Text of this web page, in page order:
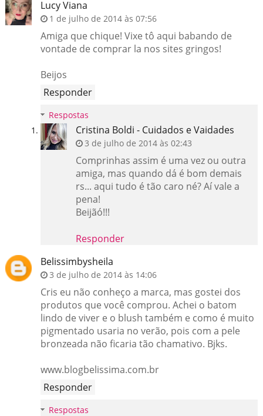
Lucy Viana
1 de julho de 2014 às 07:56
Amiga que chique! Vixe tô aqui babando de
vontade de comprar la nos sites gringos!
Beijos
Responder
Respostas
Cristina Boldi - Cuidados e Vaidades
3 de julho de 2014 às 02:43
Comprinhas assim é uma vez ou outra
amiga, mas quando dá é bom demais
rs... aqui tudo é tão caro né? Aí vale a
pena!
Beijãó!!!
Responder
Belissimbysheila
3 de julho de 2014 às 14:06
Cris eu não conheço a marca, mas gostei dos
produtos que você comprou. Achei o batom
lindo de viver e o blush também e como é muito
pigmentado usaria no verão, pois com a pele
bronzeada não ficaria tão chamativo. Bjks.
www.blogbelissima.com.br
Responder
Respostas